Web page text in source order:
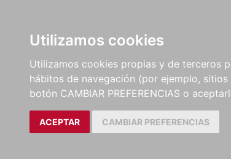
Utilizamos cookies
Utilizamos cookies propias y de terceros
hábitos de navegación (por ejemplo,
botón CAMBIAR PREFERENCIAS o
ACEPTAR CAMBIAR PREFERENCIAS
LIBROS
MÉTODOS Y
EJERCICIOS
PARTITURAS
CRÍTICAS